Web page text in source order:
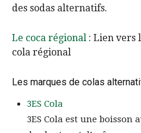
des sodas alternatifs.
Le coca régional : Lien vers
cola régional
Les marques de colas
3ES Cola
3ES Cola est une boisson